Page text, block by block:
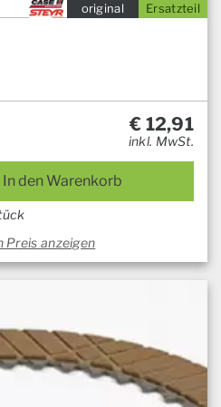
Ersatzteil
original
€ 12,91
inkl. MwSt.
In den Warenkorb
Preis anzeigen